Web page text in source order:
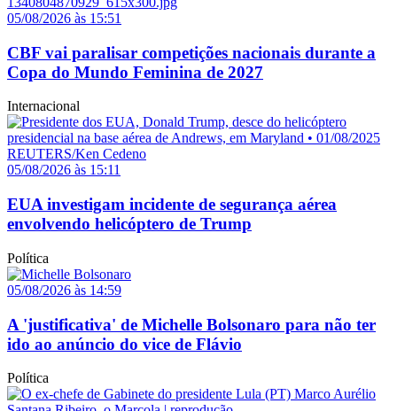
05/08/2026 às 15:51
CBF vai paralisar competições nacionais durante a
Copa do Mundo Feminina de 2027
Internacional
05/08/2026 às 15:11
EUA investigam incidente de segurança aérea
envolvendo helicóptero de Trump
Política
05/08/2026 às 14:59
A 'justificativa' de Michelle Bolsonaro para não ter
ido ao anúncio do vice de Flávio
Política